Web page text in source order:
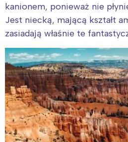
kanionem, ponieważ nie
Jest niecką, mającą kształt
zasiadają właśnie te